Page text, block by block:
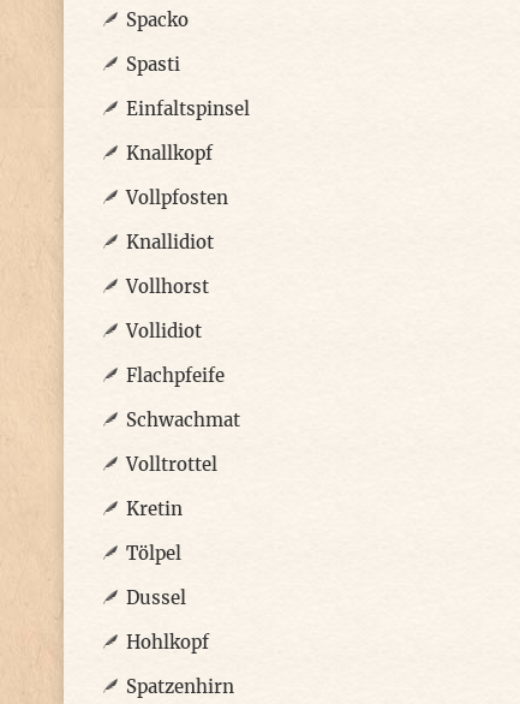
Spacko
Spasti
Einfaltspinsel
Knallkopf
Vollpfosten
Knallidiot
Vollhorst
Vollidiot
Flachpfeife
Schwachmat
Volltrottel
Kretin
Tölpel
Dussel
Hohlkopf
Spatzenhirn